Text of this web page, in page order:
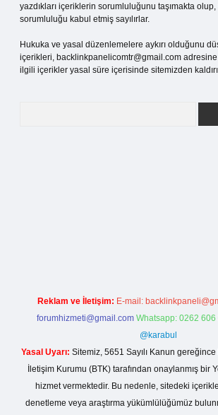
yazdıkları içeriklerin sorumluluğunu taşımakta
sorumluluğu kabul etmiş sayılırlar.
Hukuka ve yasal düzenlemelere aykırı olduğunu
içerikleri, backlinkpanelicomtr@gmail.com
ilgili içerikler yasal süre içerisinde sitemizden
Reklam ve İletişim: E-mail:
forumhizmeti@gmail.com Whatsapp: 0262 606
@karabul
Yasal Uyarı: Sitemiz, 5651 Sayılı Kanun
İletişim Kurumu (BTK) tarafından onaylanmış bir
hizmet vermektedir. Bu nedenle, sitedeki
denetleme veya araştırma yükümlülüğümüz